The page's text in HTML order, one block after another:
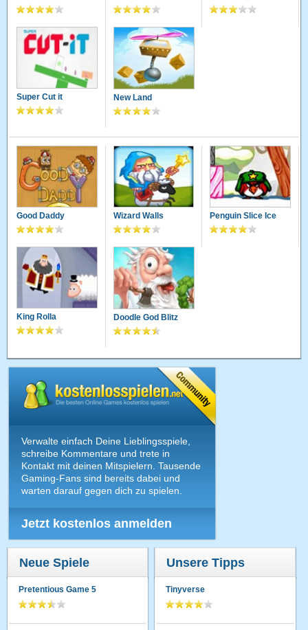
Super Cut it New Land
Good Daddy Wizard Walls Penguin Slice Ice
King Rolla Doodle God Blitz
Verwalte einfach Deine Lieblingsspiele,
schreibe Kommentare und trete in
Kontakt mit deinen Mitspielern. Tausende
Gaming-Fans sind bereits dabei und
warten darauf gegen dich zu spielen.
Jetzt kostenlos anmelden
Neue Spiele
Pretentious Game 5
Unsere Tipps
Tinyverse